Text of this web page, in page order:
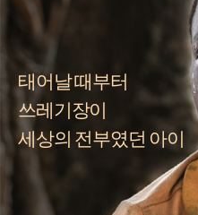
태어날 때부터
쓰레기장이
세상의 전부였던 아이